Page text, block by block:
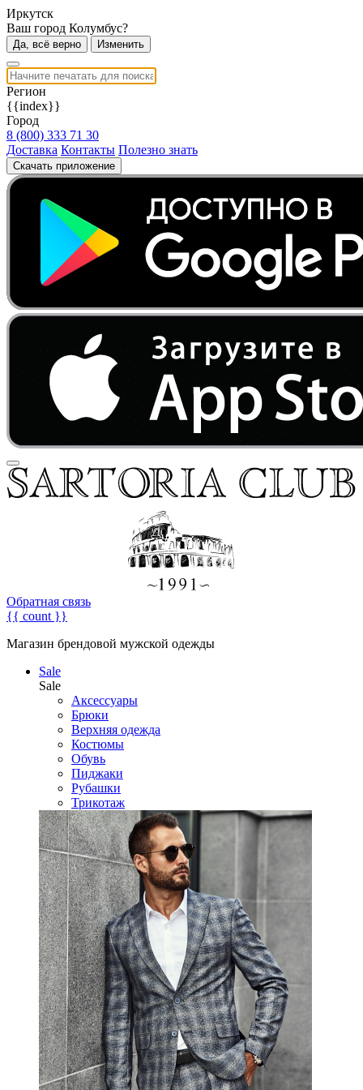
Иркутск
Ваш город Колумбус?
Да, всё верно Изменить
Регион
{{index}}
Город
8 (800) 333 71 30
Доставка Контакты Полезно знать
Скачать приложение
Обратная связь
{{ count }}
Магазин брендовой мужской одежды
Sale
Sale
Аксессуары
Брюки
Верхняя одежда
Костюмы
Обувь
Пиджаки
Рубашки
Трикотаж